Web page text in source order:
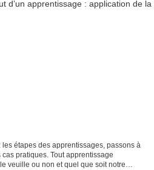
étapes des apprentissages, passons à
pratiques. Tout apprentissage
veuille ou non et quel que soit notre